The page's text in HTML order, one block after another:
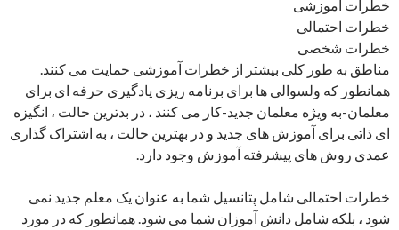
خطرات آموزشی
خطرات احتمالی
خطرات شخصی
مناطق به طور کلی بیشتر از خطرات آموزشی حمایت می کنند.
همانطور که ولسوالی ها برای برنامه ریزی یادگیری حرفه ای برای
معلمان-به ویژه معلمان جدید-کار می کنند ، در بدترین حالت ، انگیزه
ای ذاتی برای آموزش های جدید و در بهترین حالت ، به اشتراک گذاری
عمدی روش های پیشرفته آموزش وجود دارد.
خطرات احتمالی شامل پتانسیل شما به عنوان یک معلم جدید نمی
شود ، بلکه شامل دانش آموزان شما می شود. همانطور که در مورد